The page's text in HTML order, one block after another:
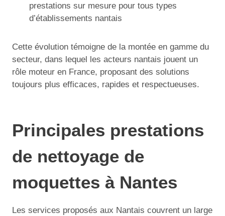
prestations sur mesure pour tous types
d’établissements nantais
Cette évolution témoigne de la montée en gamme du
secteur, dans lequel les acteurs nantais jouent un
rôle moteur en France, proposant des solutions
toujours plus efficaces, rapides et respectueuses.
Principales prestations
de nettoyage de
moquettes à Nantes
Les services proposés aux Nantais couvrent un large